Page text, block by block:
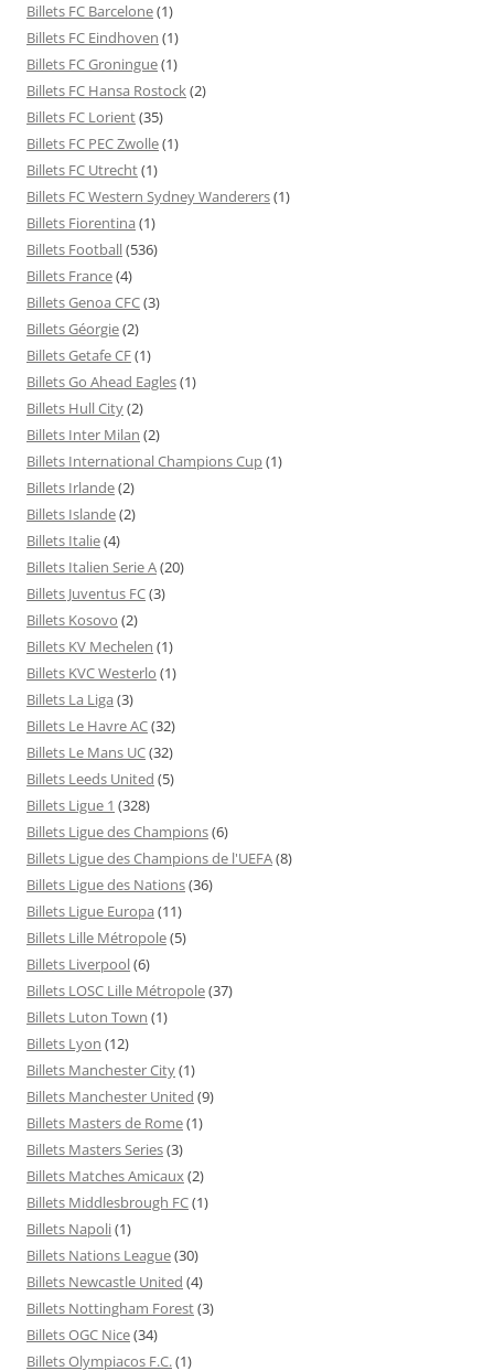
Billets FC Barcelone(1)
Billets FC Eindhoven (1)
Billets FC Groningue(1)
Billets FC Hansa Rostock(2)
Billets FC Lorient(35)
Billets FC PEC Zwolle(1)
Billets FC Utrecht(1)
Billets FC Western Sydney Wanderers(1)
Billets Fiorentina (1)
Billets Football(536)
Billets France(4)
Billets Genoa CFC(3)
Billets Géorgie(2)
Billets Getafe CF(1)
Billets Go Ahead Eagles(1)
Billets Hull City(2)
Billets Inter Milan (2)
Billets International Champions Cup(1)
Billets Irlande(2)
Billets Islande(2)
Billets Italie(4)
Billets Italien Serie A(20)
Billets Juventus FC(3)
Billets Kosovo (2)
Billets KV Mechelen (1)
Billets KVC Westerlo (1)
Billets La Liga (3)
Billets Le Havre AC(32)
Billets Le Mans UC(32)
Billets Leeds United (5)
Billets Ligue 1 (328)
Billets Ligue des Champions(6)
Billets Ligue des Champions de l'UEFA(8)
Billets Ligue des Nations(36)
Billets Ligue Europa (11)
Billets Lille Métropole(5)
Billets Liverpool(6)
Billets LOSC Lille Métropole(37)
Billets Luton Town (1)
Billets Lyon (12)
Billets Manchester City(1)
Billets Manchester United (9)
Billets Masters de Rome(1)
Billets Masters Series(3)
Billets Matches Amicaux(2)
Billets Middlesbrough FC(1)
Billets Napoli(1)
Billets Nations League(30)
Billets Newcastle United (4)
Billets Nottingham Forest(3)
Billets OGC Nice(34)
Billets Olympiacos F.C.(1)